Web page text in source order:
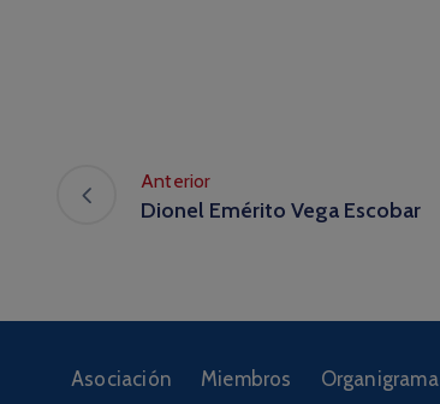
Anterior
Dionel Emérito Vega Escobar
Asociación Miembros Organigrama